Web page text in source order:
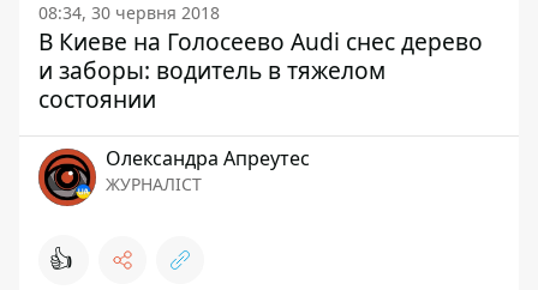
08:34, 30 червня 2018
В Киеве на Голосеево Audi снес дерево
и заборы: водитель в тяжелом
состоянии
Олександра Апреутес
ЖУРНАЛІСТ
👍